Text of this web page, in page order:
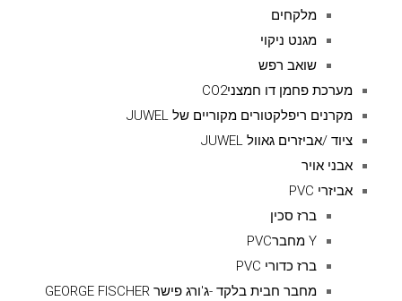
מלקחים
מגנט ניקוי
שואב רפש
מערכת פחמן דו חמצניCO2
מקרנים ריפלקטורים מקוריים של JUWEL
ציוד /אביזרים גאוול JUWEL
אבני אויר
אביזרי PVC
ברז סכין
Y מחברPVC
ברז כדורי PVC
מחבר חבית בלקד -ג'ורג פישר GEORGE FISCHER